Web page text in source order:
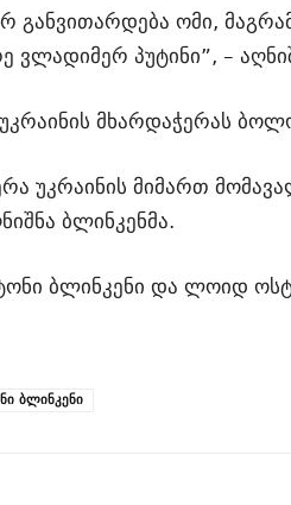
განვითარდება ომი,
ვლადიმერ პუტინი”, –
მხარდაჭერას
უკრაინის მიმართ
ბლინკენმა.
ბლინკენი და ლოიდ
ბლინკენი